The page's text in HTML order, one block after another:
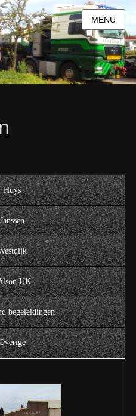
MENU
Huys
Janssen
UK
begeleidingen